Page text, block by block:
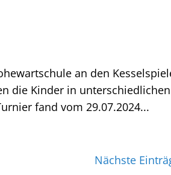
an den
die Kinder in unterschiedlichen
fand vom 29.07.2024...
Nächste